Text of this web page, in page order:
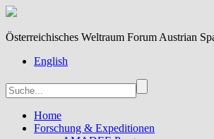
Österreichisches Weltraum Forum Austrian
English
Home
Forschung & Expeditionen